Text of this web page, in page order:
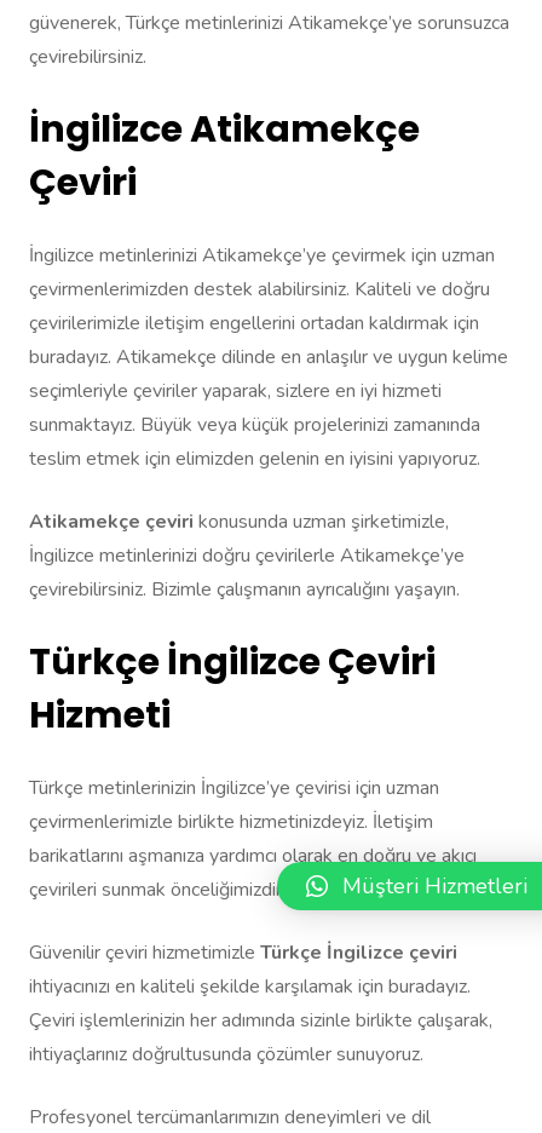
güvenerek, Türkçe metinlerinizi Atikamekçe’ye sorunsuzca
çevirebilirsiniz.
İngilizce Atikamekçe
Çeviri
İngilizce metinlerinizi Atikamekçe’ye çevirmek için uzman
çevirmenlerimizden destek alabilirsiniz. Kaliteli ve doğru
çevirilerimizle iletişim engellerini ortadan kaldırmak için
buradayız. Atikamekçe dilinde en anlaşılır ve uygun kelime
seçimleriyle çeviriler yaparak, sizlere en iyi hizmeti
sunmaktayız. Büyük veya küçük projelerinizi zamanında
teslim etmek için elimizden gelenin en iyisini yapıyoruz.
Atikamekçe çeviri konusunda uzman şirketimizle,
İngilizce metinlerinizi doğru çevirilerle Atikamekçe’ye
çevirebilirsiniz. Bizimle çalışmanın ayrıcalığını yaşayın.
Türkçe İngilizce Çeviri
Hizmeti
Türkçe metinlerinizin İngilizce’ye çevirisi için uzman
çevirmenlerimizle birlikte hizmetinizdeyiz. İletişim
barikatlarını aşmanıza yardımcı olarak en doğru ve akıcı
çevirileri sunmak önceliğimizdir.
Güvenilir çeviri hizmetimizle Türkçe İngilizce çeviri
ihtiyacınızı en kaliteli şekilde karşılamak için buradayız.
Çeviri işlemlerinizin her adımında sizinle birlikte çalışarak,
ihtiyaçlarınız doğrultusunda çözümler sunuyoruz.
Profesyonel tercümanlarımızın deneyimleri ve dil
Müşteri Hizmetleri